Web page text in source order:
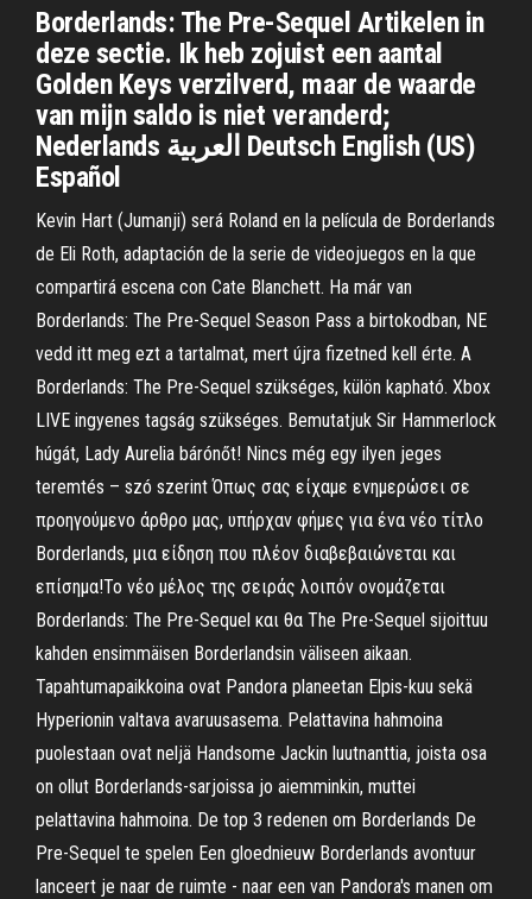
Borderlands: The Pre-Sequel Artikelen in
deze sectie. Ik heb zojuist een aantal
Golden Keys verzilverd, maar de waarde
van mijn saldo is niet veranderd;
Nederlands العربية Deutsch English (US)
Español
Kevin Hart (Jumanji) será Roland en la película de Borderlands
de Eli Roth, adaptación de la serie de videojuegos en la que
compartirá escena con Cate Blanchett. Ha már van
Borderlands: The Pre-Sequel Season Pass a birtokodban, NE
vedd itt meg ezt a tartalmat, mert újra fizetned kell érte. A
Borderlands: The Pre-Sequel szükséges, külön kapható. Xbox
LIVE ingyenes tagság szükséges. Bemutatjuk Sir Hammerlock
húgát, Lady Aurelia bárónőt! Nincs még egy ilyen jeges
teremtés – szó szerint Όπως σας είχαμε ενημερώσει σε
προηγούμενο άρθρο μας, υπήρχαν φήμες για ένα νέο τίτλο
Borderlands, μια είδηση που πλέον διαβεβαιώνεται και
επίσημα!Το νέο μέλος της σειράς λοιπόν ονομάζεται
Borderlands: The Pre-Sequel και θα The Pre-Sequel sijoittuu
kahden ensimmäisen Borderlandsin väliseen aikaan.
Tapahtumapaikkoina ovat Pandora planeetan Elpis-kuu sekä
Hyperionin valtava avaruusasema. Pelattavina hahmoina
puolestaan ovat neljä Handsome Jackin luutnanttia, joista osa
on ollut Borderlands-sarjoissa jo aiemminkin, muttei
pelattavina hahmoina. De top 3 redenen om Borderlands De
Pre-Sequel te spelen Een gloednieuw Borderlands avontuur
lanceert je naar de ruimte - naar een van Pandora's manen om